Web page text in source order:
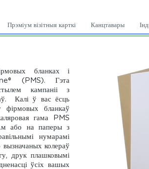
Прэміум візітныя карткі Канцтавары
бланках і
(PMS). Гэта
кампаніі з
Калі ў вас ёсць
фірмовых бланкаў
гама PMS
або на паперы з
нумарамі
колераў
друк плашковымі
ўсіх вашых